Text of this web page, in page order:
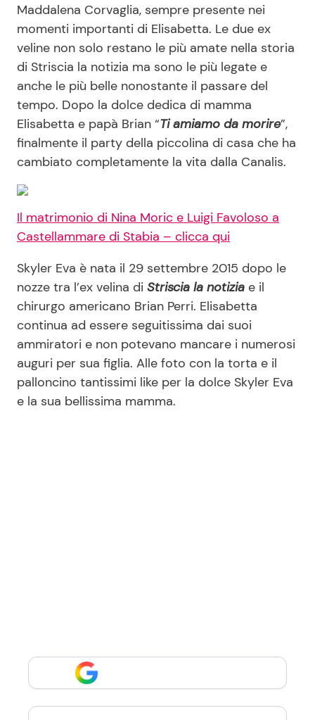
Contattaci
Pubblicità
Privacy Policy
Maddalena Corvaglia, sempre presente nei
momenti importanti di Elisabetta. Le due ex
veline non solo restano le più amate nella storia
di Striscia la notizia ma sono le più legate e
anche le più belle nonostante il passare del
tempo. Dopo la dolce dedica di mamma
Elisabetta e papà Brian “Ti amiamo da morire”,
finalmente il party della piccolina di casa che ha
cambiato completamente la vita dalla Canalis.
Il matrimonio di Nina Moric e Luigi Favoloso a
Castellammare di Stabia – clicca qui
Skyler Eva è nata il 29 settembre 2015 dopo le
nozze tra l’ex velina di Striscia la notizia e il
chirurgo americano Brian Perri. Elisabetta
continua ad essere seguitissima dai suoi
ammiratori e non potevano mancare i numerosi
auguri per sua figlia. Alle foto con la torta e il
palloncino tantissimi like per la dolce Skyler Eva
e la sua bellissima mamma.